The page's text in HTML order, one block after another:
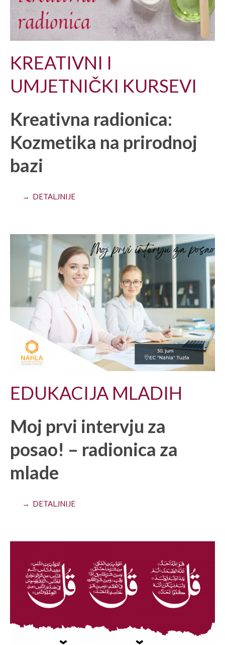
KREATIVNI I
UMJETNIČKI KURSEVI
Kreativna radionica:
Kozmetika na prirodnoj
bazi
→ DETALJNIJE
EDUKACIJA MLADIH
Moj prvi intervju za
posao! – radionica za
mlade
→ DETALJNIJE